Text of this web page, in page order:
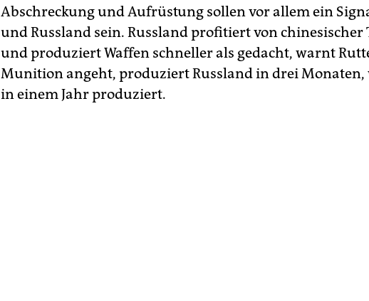
Abschreckung und Aufrüstung sollen vor allem ein
und Russland sein. Russland profitiert von chinesischer
und produziert Waffen schneller als gedacht, warnt
Munition angeht, produziert Russland in drei Monaten,
in einem Jahr produziert.